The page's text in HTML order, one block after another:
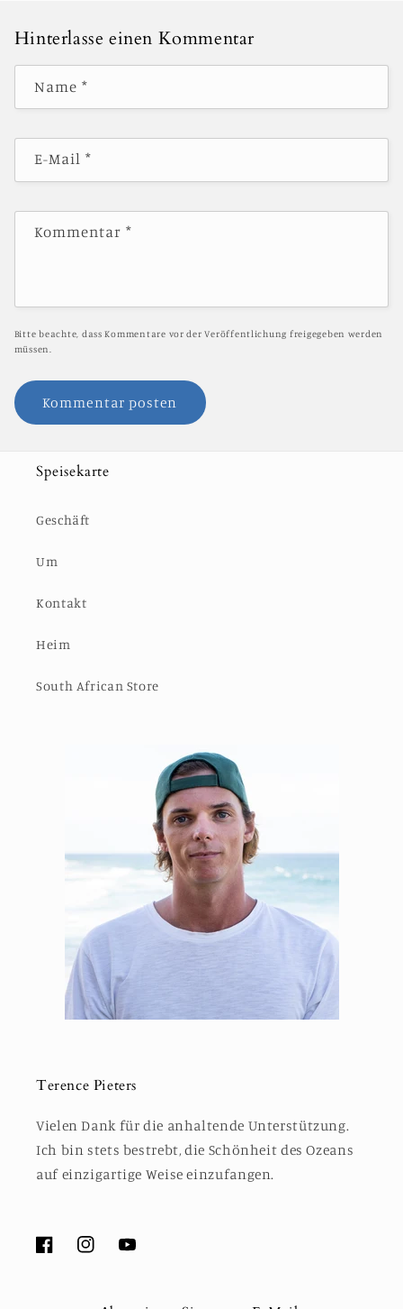
Hinterlasse einen Kommentar
Name *
E-Mail*
Kommentar*
Bitte beachte, dass Kommentare vor der Veröffentlichung freigegeben werden
müssen.
Speisekarte
Geschäft
Um
Kontakt
Heim
South African Store
Terence Pieters
Vielen Dank für die anhaltende Unterstützung.
Ich bin stets bestrebt, die Schönheit des Ozeans
auf einzigartige Weise einzufangen.
FacebookInstagramYouTube